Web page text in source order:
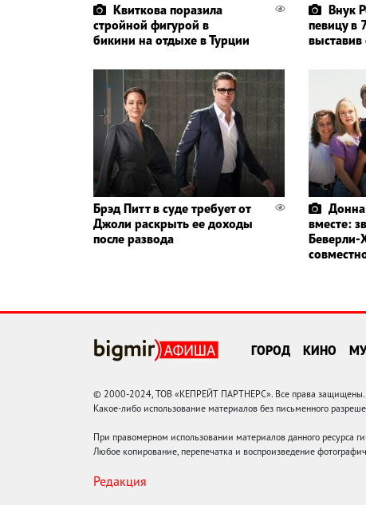
Квиткова поразила
стройной фигурой в
бикини на отдыхе в Турции
Внук
певицу в
Брэд Питт в суде требует от
Джоли раскрыть ее доходы
после развода
вместе:
Беверли-
ГОРОД КИНО
© 2000-2024, ТОВ «КЕПРЕЙТ ПАРТНЕРС». Все права защищены.
Какое-либо использование материалов без письменного
При правомерном использовании материалов данного ресурса
Любое копирование, перепечатка и воспроизведение
Редакция